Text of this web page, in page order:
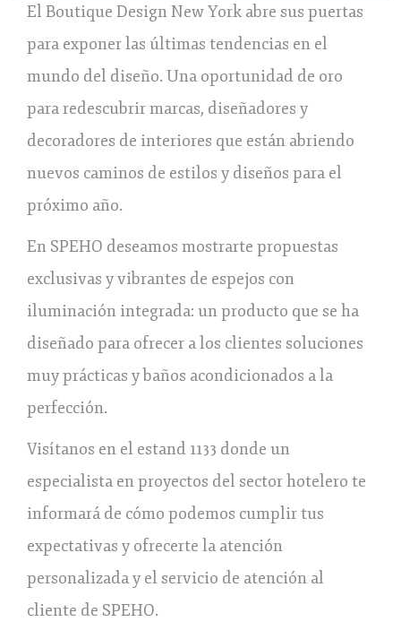
El Boutique Design New York abre sus puertas
para exponer las últimas tendencias en el
mundo del diseño. Una oportunidad de oro
para redescubrir marcas, diseñadores y
decoradores de interiores que están abriendo
nuevos caminos de estilos y diseños para el
próximo año.
En SPEHO deseamos mostrarte propuestas
exclusivas y vibrantes de espejos con
iluminación integrada: un producto que se ha
diseñado para ofrecer a los clientes soluciones
muy prácticas y baños acondicionados a la
perfección.
Visítanos en el estand 1133 donde un
especialista en proyectos del sector hotelero te
informará de cómo podemos cumplir tus
expectativas y ofrecerte la atención
personalizada y el servicio de atención al
cliente de SPEHO.